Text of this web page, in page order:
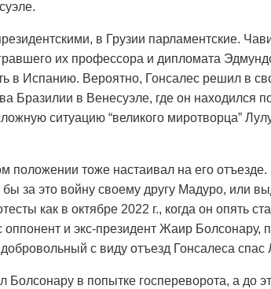
в Грузии парламентские.
их профессора и дипломата
в Испанию. Вероятно, Гонсалес решил в
Бразилии в Венесуэле, где он находился
ситуацию “великого миротворца”
положении тоже настаивал на его
за это войну своему другу Мадуро, или
как в октябре 2022 г., когда он опять
и экс-президент Жаир Болсонару,
с виду отъезд Гонсалеса
в попытке госпереворота, а до